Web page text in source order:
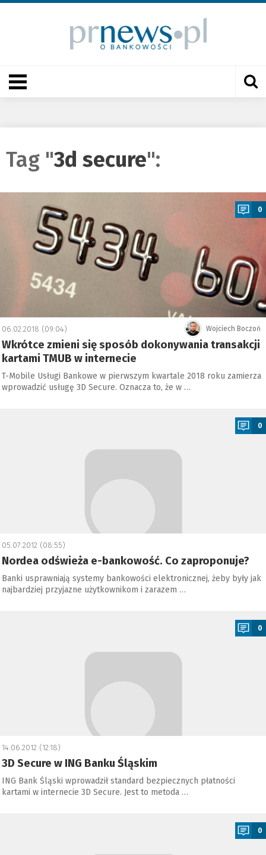
Tag "3d secure":
0
Wojciech Boczoń
06.02.2018 (09:04)
Wkrótce zmieni się sposób dokonywania transakcji
kartami TMUB w internecie
T-Mobile Usługi Bankowe w pierwszym kwartale 2018 roku zamierza
wprowadzić usługę 3D Secure. Oznacza to, że w …
0
05.07.2012 (08:55)
Nordea odświeża e-bankowość. Co zaproponuje?
Banki usprawniają systemy bankowości elektronicznej, żeby były jak
najbardziej przyjazne użytkownikom i zarazem …
0
14.06.2012 (12:18)
3D Secure w ING Banku Śląskim
ING Bank Śląski wprowadził standard bezpiecznych płatności
kartami w internecie 3D Secure. Jest to metoda …
0